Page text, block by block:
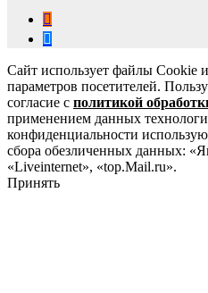
Сайт использует файлы Cookie
параметров посетителей.
согласие с политикой
применением данных
конфиденциальности
сбора обезличенных данных:
«Liveinternet», «top.Mail.ru».
Принять